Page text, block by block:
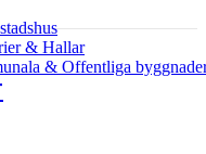
& Hallar
& Offentliga